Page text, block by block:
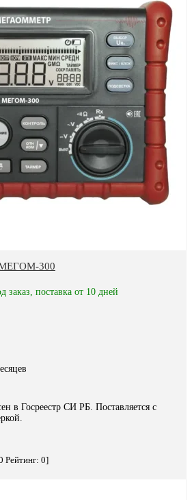
МЕГОМ-300
заказ, поставка от 10 дней
в Госреестр СИ РБ. Поставляется с
Рейтинг: 0]